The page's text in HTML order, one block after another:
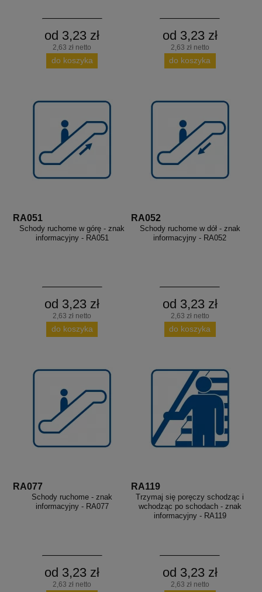
od 3,23 zł
2,63 zł netto
do koszyka
od 3,23 zł
2,63 zł netto
do koszyka
RA051
Schody ruchome w górę - znak
informacyjny - RA051
od 3,23 zł
2,63 zł netto
do koszyka
RA052
Schody ruchome w dół - znak
informacyjny - RA052
od 3,23 zł
2,63 zł netto
do koszyka
RA077
Schody ruchome - znak
informacyjny - RA077
od 3,23 zł
2,63 zł netto
RA119
Trzymaj się poręczy schodząc i
wchodząc po schodach - znak
informacyjny - RA119
od 3,23 zł
2,63 zł netto